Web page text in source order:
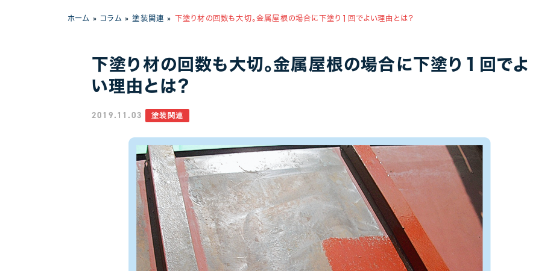
ホーム » コラム »塗装関連 » 下塗り材の回数も大切。金属屋根の場合に下塗り１回でよい理由とは？
下塗り材の回数も大切。金属屋根の場合に下塗り１回でよ
い理由とは？
2019.11.03 塗装関連